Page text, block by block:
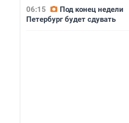
06:15
Под конец недели
Петербург будет сдувать